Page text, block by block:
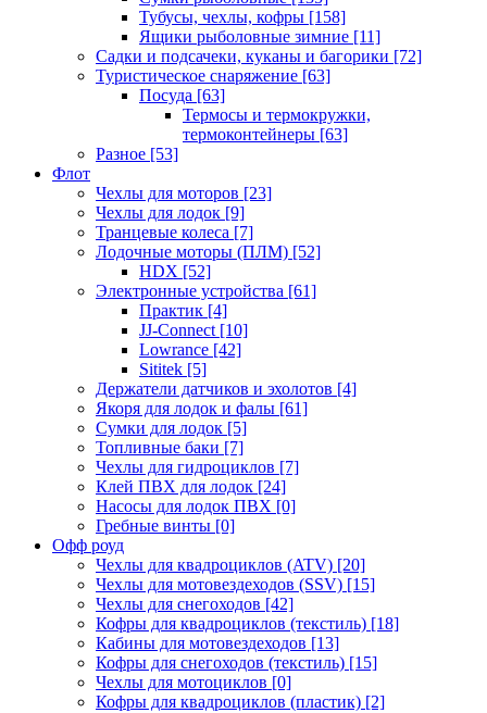
Тубусы, чехлы, кофры [158]
Ящики рыболовные зимние [11]
Садки и подсачеки, куканы и багорики [72]
Туристическое снаряжение [63]
Посуда [63]
Термосы и термокружки,
термоконтейнеры [63]
Разное [53]
Флот
Чехлы для моторов [23]
Чехлы для лодок [9]
Транцевые колеса [7]
Лодочные моторы (ПЛМ) [52]
HDX [52]
Электронные устройства [61]
Практик [4]
JJ-Connect [10]
Lowrance [42]
Sititek [5]
Держатели датчиков и эхолотов [4]
Якоря для лодок и фалы [61]
Сумки для лодок [5]
Топливные баки [7]
Чехлы для гидроциклов [7]
Клей ПВХ для лодок [24]
Насосы для лодок ПВХ [0]
Гребные винты [0]
Офф роуд
Чехлы для квадроциклов (ATV) [20]
Чехлы для мотовездеходов (SSV) [15]
Чехлы для снегоходов [42]
Кофры для квадроциклов (текстиль) [18]
Кабины для мотовездеходов [13]
Кофры для снегоходов (текстиль) [15]
Чехлы для мотоциклов [0]
Кофры для квадроциклов (пластик) [2]